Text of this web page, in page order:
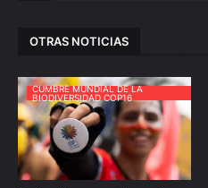
OTRAS NOTICIAS
CUMBRE MUNDIAL DE LA
BIODIVERSIDAD COP16